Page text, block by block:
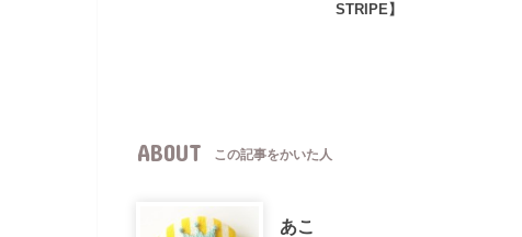
STRIPE】
ABOUT この記事をかいた人
あこ